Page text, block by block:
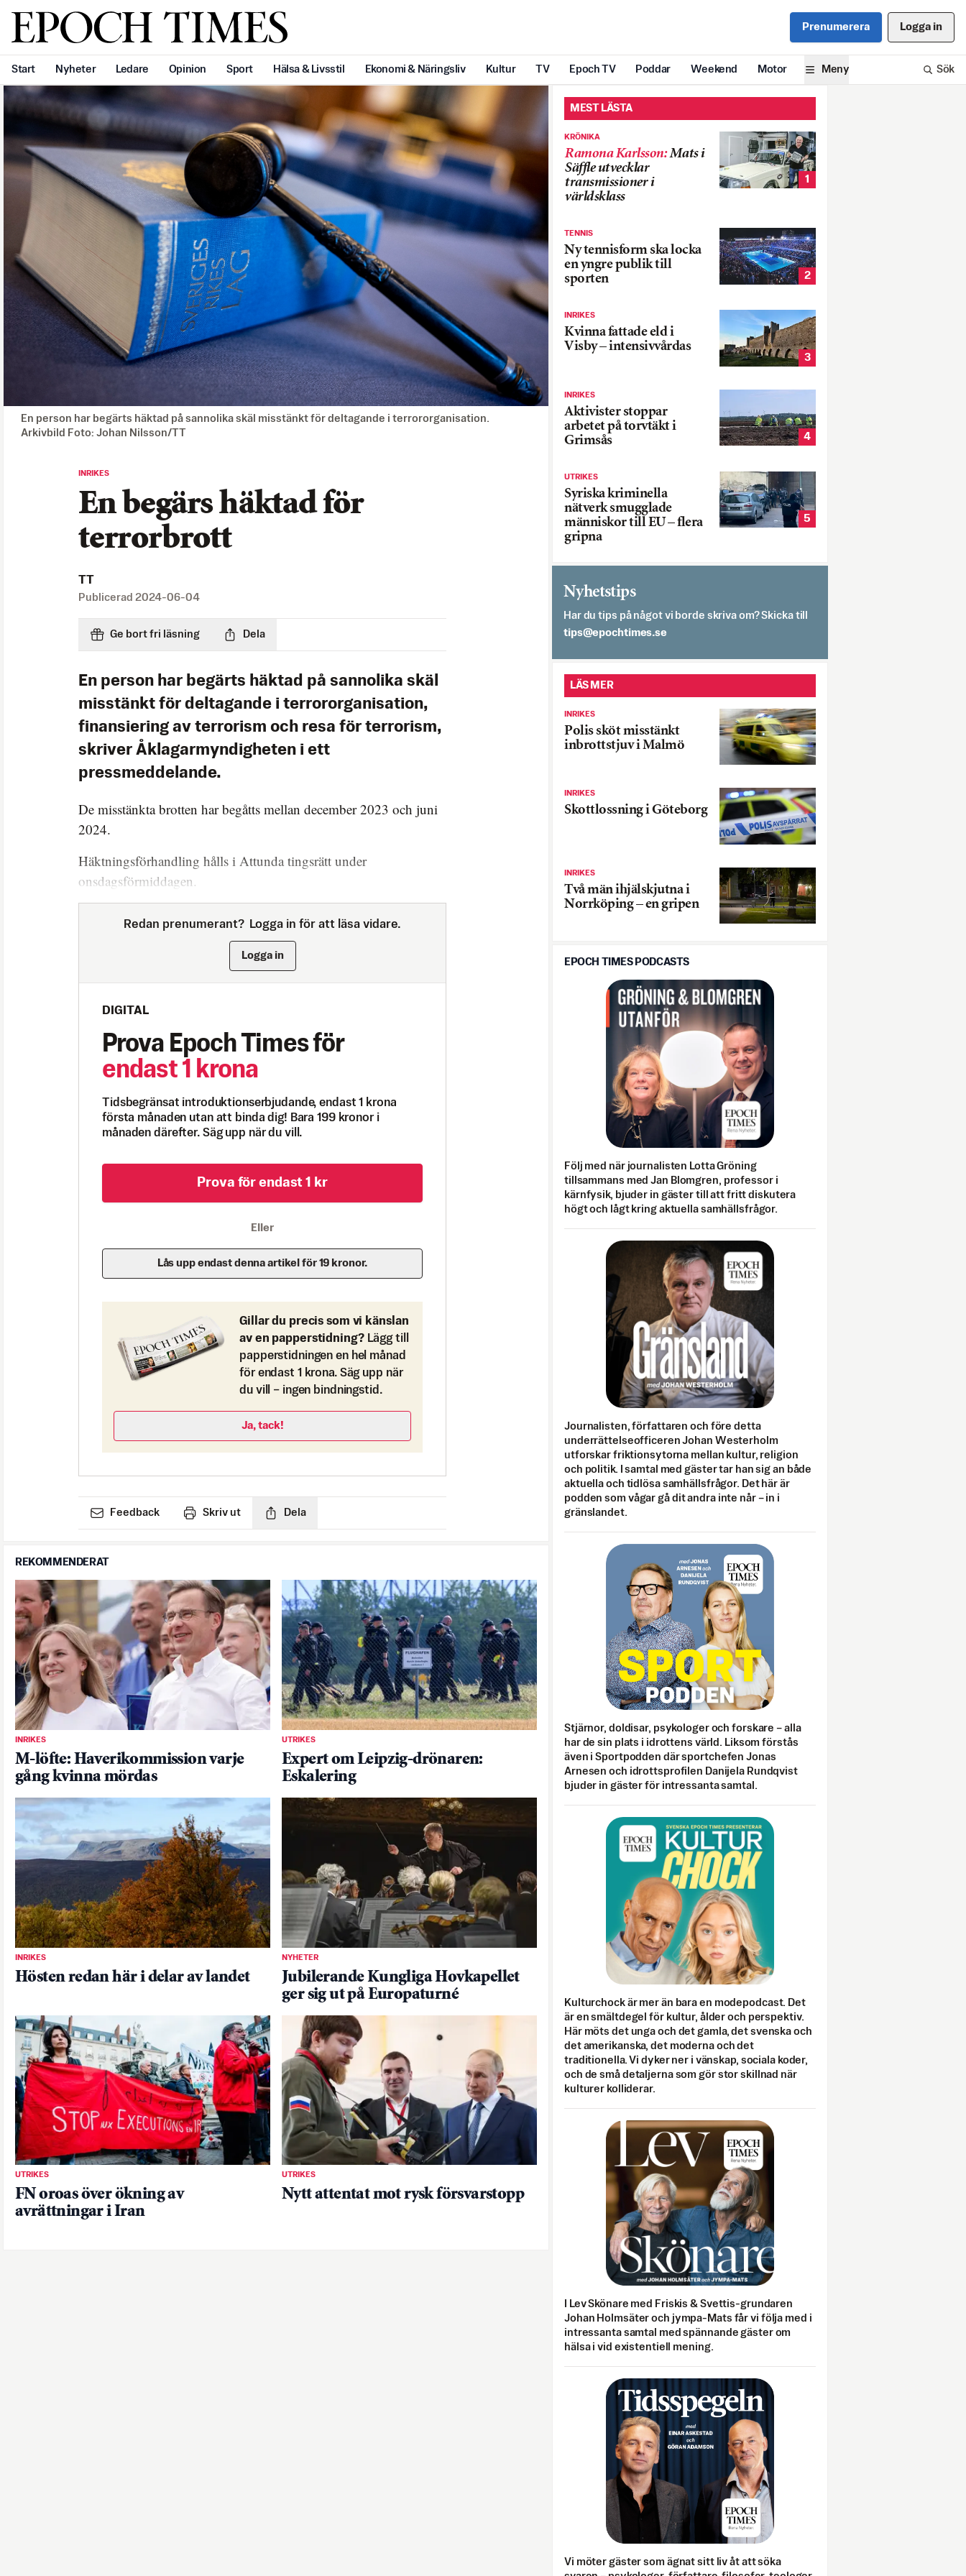
Svenska Epoch Times Prenumerera Logga in
Start Nyheter Ledare Opinion Sport Hälsa & Livsstil Ekonomi & Näringsliv Kultur TV Epoch TV Poddar Weekend Motor Meny Sök
En person har begärts häktad på sannolika skäl misstänkt för deltagande i terrororganisation.
Arkivbild Foto: Johan Nilsson/TT
INRIKES
En begärs häktad för
terrorbrott
TT
Publicerad 2024-06-04
Ge bort fri läsning Dela
En person har begärts häktad på sannolika skäl
misstänkt för deltagande i terrororganisation,
finansiering av terrorism och resa för terrorism,
skriver Åklagarmyndigheten i ett
pressmeddelande.
De misstänkta brotten har begåtts mellan december 2023 och juni
2024.
Häktningsförhandling hålls i Attunda tingsrätt under
onsdagsförmiddagen.
Redan prenumerant? Logga in för att läsa vidare.
Logga in
DIGITAL
Prova Epoch Times för
endast 1 krona
Tidsbegränsat introduktionserbjudande, endast 1 krona
första månaden utan att binda dig! Bara 199 kronor i
månaden därefter. Säg upp när du vill.
Prova för endast 1 kr
Eller
Lås upp endast denna artikel för 19 kronor.
Gillar du precis som vi känslan
av en papperstidning? Lägg till
papperstidningen en hel månad
för endast 1 krona. Säg upp när
du vill – ingen bindningstid.
Ja, tack!
Feedback Skriv ut Dela
REKOMMENDERAT
INRIKES
M-löfte: Haverikommission varje
gång kvinna mördas
UTRIKES
Expert om Leipzig-drönaren:
Eskalering
INRIKES
Hösten redan här i delar av landet
NYHETER
Jubilerande Kungliga Hovkapellet
ger sig ut på Europaturné
UTRIKES
FN oroas över ökning av
avrättningar i Iran
UTRIKES
Nytt attentat mot rysk försvarstopp
MEST LÄSTA
KRÖNIKA
Ramona Karlsson:Mats i
Säffle utvecklar
transmissioner i
världsklass
1
TENNIS
Ny tennisform ska locka
en yngre publik till
sporten
2
INRIKES
Kvinna fattade eld i
Visby – intensivvårdas
3
INRIKES
Aktivister stoppar
arbetet på torvtäkt i
Grimsås
4
UTRIKES
Syriska kriminella
nätverk smugglade
människor till EU – flera
gripna
5
Nyhetstips
Har du tips på något vi borde skriva om? Skicka till
es.semithcope@spit
LÄS MER
INRIKES
Polis sköt misstänkt
inbrottstjuv i Malmö
INRIKES
Skottlossning i Göteborg
INRIKES
Två män ihjälskjutna i
Norrköping – en gripen
EPOCH TIMES PODCASTS
Följ med när journalisten Lotta Gröning
tillsammans med Jan Blomgren, professor i
kärnfysik, bjuder in gäster till att fritt diskutera
högt och lågt kring aktuella samhällsfrågor.
Journalisten, författaren och före detta
underrättelseofficeren Johan Westerholm
utforskar friktionsytorna mellan kultur, religion
och politik. I samtal med gäster tar han sig an både
aktuella och tidlösa samhällsfrågor. Det här är
podden som vågar gå dit andra inte når – in i
gränslandet.
Stjärnor, doldisar, psykologer och forskare – alla
har de sin plats i idrottens värld. Liksom förstås
även i Sportpodden där sportchefen Jonas
Arnesen och idrottsprofilen Danijela Rundqvist
bjuder in gäster för intressanta samtal.
Kulturchock är mer än bara en modepodcast. Det
är en smältdegel för kultur, ålder och perspektiv.
Här möts det unga och det gamla, det svenska och
det amerikanska, det moderna och det
traditionella. Vi dyker ner i vänskap, sociala koder,
och de små detaljerna som gör stor skillnad när
kulturer kolliderar.
I Lev Skönare med Friskis & Svettis-grundaren
Johan Holmsäter och jympa-Mats får vi följa med i
intressanta samtal med spännande gäster om
hälsa i vid existentiell mening.
Vi möter gäster som ägnat sitt liv åt att söka